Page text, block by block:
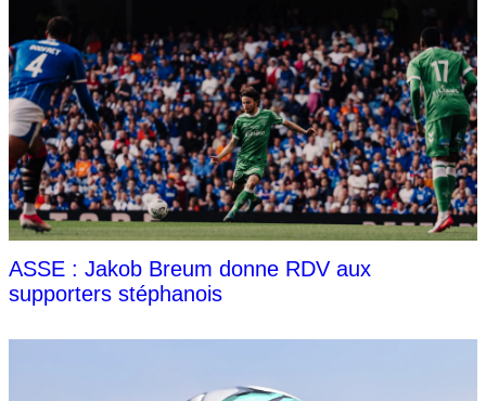
ASSE : Jakob Breum donne RDV aux
supporters stéphanois